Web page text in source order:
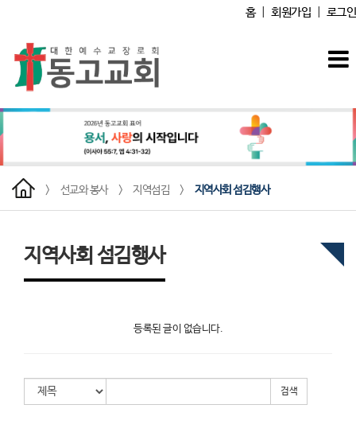
홈 회원가입 로그인
> 선교와 봉사 > 지역섬김 > 지역사회 섬김행사
지역사회 섬김행사
등록된 글이 없습니다.
검색